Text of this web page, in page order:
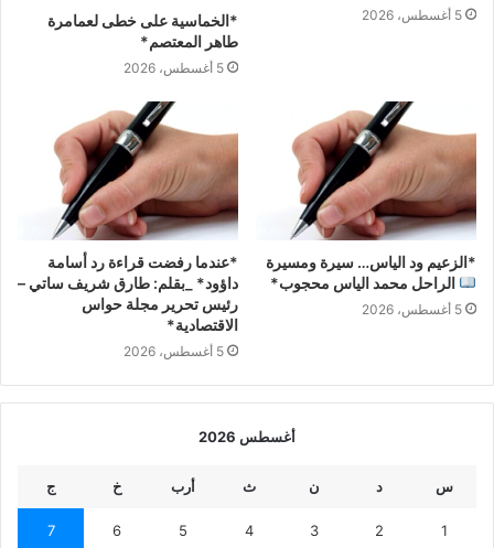
5 أغسطس، 2026
*الخماسية على خطى لعمامرة
طاهر المعتصم*
5 أغسطس، 2026
*الزعيم ود الياس… سيرة ومسيرة
الراحل محمد الياس محجوب*
5 أغسطس، 2026
*عندما رفضت قراءة رد أسامة
داؤود* _بقلم: طارق شريف ساتي –
رئيس تحرير مجلة حواس
الاقتصادية*
5 أغسطس، 2026
أغسطس 2026
س د ن ث أرب خ ج
1
2
3
4
5
6
7